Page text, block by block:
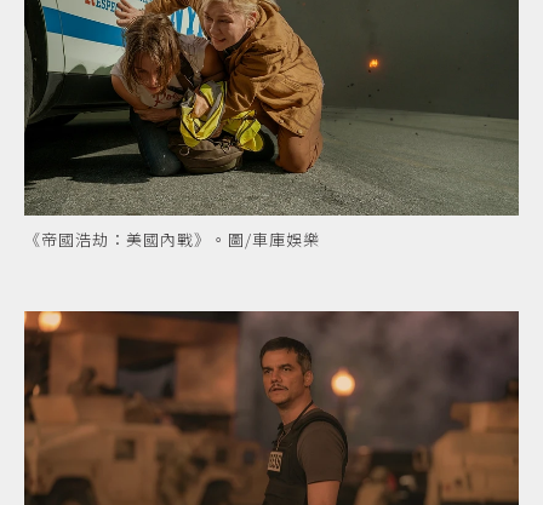
《帝國浩劫：美國內戰》。圖/車庫娛樂